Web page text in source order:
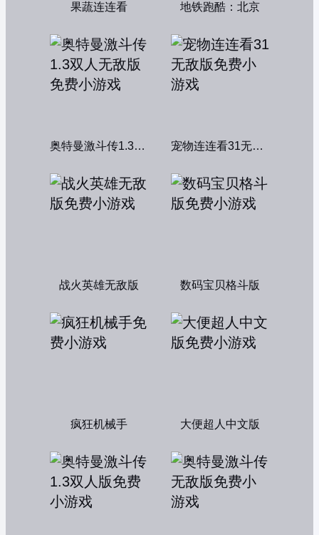
果蔬连连看 地铁跑酷：北京
奥特曼激斗传1.3双人无敌版 宠物连连看31无敌版
战火英雄无敌版 数码宝贝格斗版
疯狂机械手 大便超人中文版